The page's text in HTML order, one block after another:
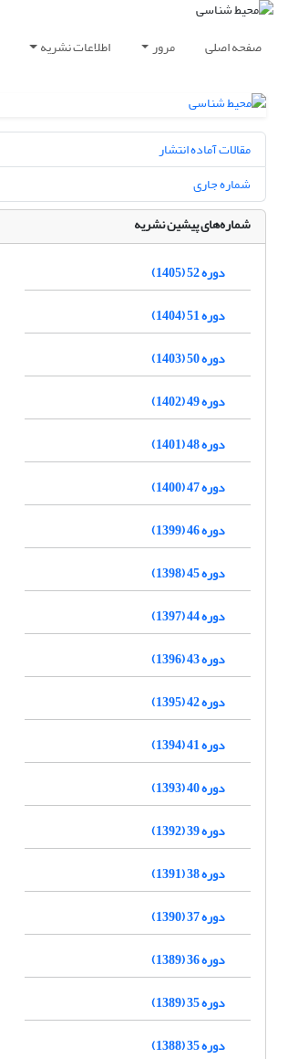
صفحه اصلی مرور اطلاعات نشریه
مقالات آماده انتشار
شماره جاری
شماره‌های پیشین نشریه
دوره 52 (1405)
دوره 51 (1404)
دوره 50 (1403)
دوره 49 (1402)
دوره 48 (1401)
دوره 47 (1400)
دوره 46 (1399)
دوره 45 (1398)
دوره 44 (1397)
دوره 43 (1396)
دوره 42 (1395)
دوره 41 (1394)
دوره 40 (1393)
دوره 39 (1392)
دوره 38 (1391)
دوره 37 (1390)
دوره 36 (1389)
دوره 35 (1389)
دوره 35 (1388)